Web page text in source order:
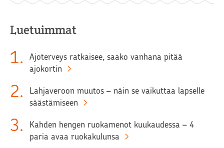
Luetuimmat
1.
Ajoterveys ratkaisee, saako vanhana pitää
ajokortin
2.
Lahjaveroon muutos – näin se vaikuttaa lapselle
säästämiseen
3.
Kahden hengen ruokamenot kuukaudessa – 4
paria avaa ruokakulunsa